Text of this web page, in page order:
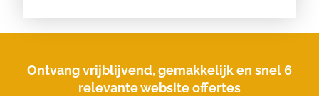
Ontvang vrijblijvend, gemakkelijk en snel 6
relevante website offertes